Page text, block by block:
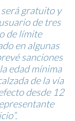
gratuito y
de tres
de límite
en algunas
sanciones
edad mínima
de la vía
desde 12